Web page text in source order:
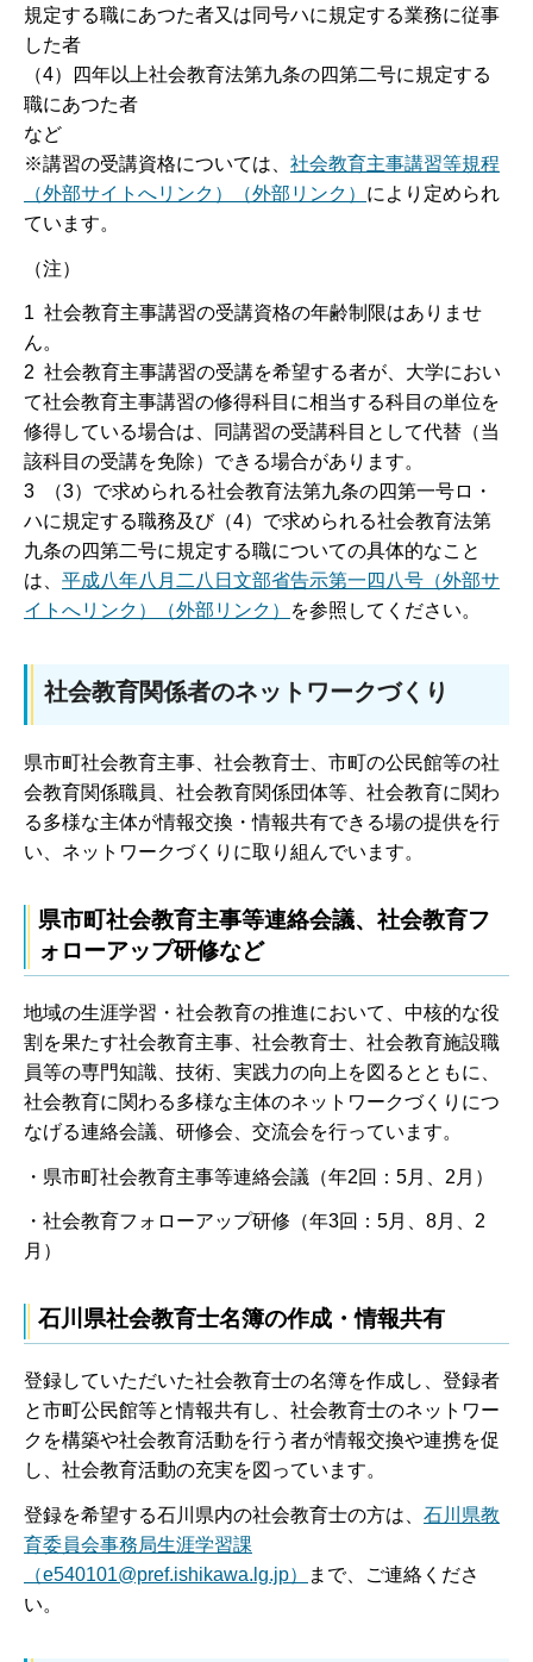
規定する職にあつた者又は同号ハに規定する業務に従事
した者
（4）四年以上社会教育法第九条の四第二号に規定する
職にあつた者
など
※講習の受講資格については、 社会教育主事講習等規程
（外部サイトへリンク）（外部リンク） により定められ
ています。
（注）
1 社会教育主事講習の受講資格の年齢制限はありませ
ん。
2 社会教育主事講習の受講を希望する者が、大学におい
て社会教育主事講習の修得科目に相当する科目の単位を
修得している場合は、同講習の受講科目として代替（当
該科目の受講を免除）できる場合があります。
3 （3）で求められる社会教育法第九条の四第一号ロ・
ハに規定する職務及び（4）で求められる社会教育法第
九条の四第二号に規定する職についての具体的なこと
は、 平成八年八月二八日文部省告示第一四八号（外部サ
イトへリンク）（外部リンク）
を参照してください。
社会教育関係者のネットワークづくり
県市町社会教育主事、社会教育士、市町の公民館等の社
会教育関係職員、社会教育関係団体等、社会教育に関わ
る多様な主体が情報交換・情報共有できる場の提供を行
い、ネットワークづくりに取り組んでいます。
県市町社会教育主事等連絡会議、社会教育フ
ォローアップ研修など
地域の生涯学習・社会教育の推進において、中核的な役
割を果たす社会教育主事、社会教育士、社会教育施設職
員等の専門知識、技術、実践力の向上を図るとともに、
社会教育に関わる多様な主体のネットワークづくりにつ
なげる連絡会議、研修会、交流会を行っています。
・県市町社会教育主事等連絡会議（年2回：5月、2月）
・社会教育フォローアップ研修（年3回：5月、8月、2
月）
石川県社会教育士名簿の作成・情報共有
登録していただいた社会教育士の名簿を作成し、登録者
と市町公民館等と情報共有し、社会教育士のネットワー
クを構築や社会教育活動を行う者が情報交換や連携を促
し、社会教育活動の充実を図っています。
登録を希望する石川県内の社会教育士の方は、 石川県教
育委員会事務局生涯学習課
（e540101@pref.ishikawa.lg.jp）
まで、ご連絡くださ
い。